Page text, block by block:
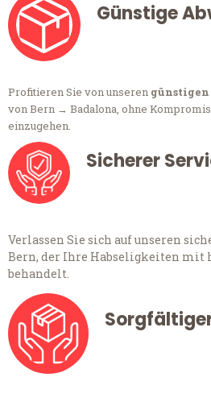
Günstige
Profitieren Sie von unseren günstigen
von Bern → Badalona, ohne
einzugehen.
Sicherer
Verlassen Sie sich auf unseren
Bern, der Ihre Habseligkeiten mit
behandelt.